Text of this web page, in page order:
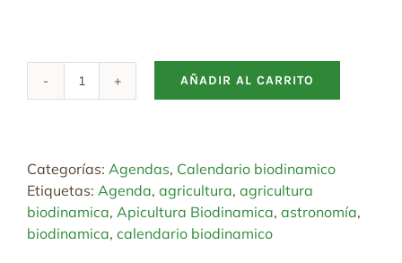
$ 25.000,00.$ 10.000,00.
Agenda
AÑADIR AL CARRITO
Categorías: Agendas, Calendario biodinamico
Etiquetas: Agenda, agricultura, agricultura
biodinamica, Apicultura Biodinamica, astronomía,
biodinamica, calendario biodinamico